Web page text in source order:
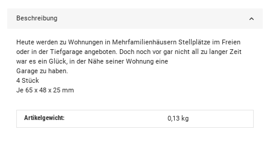
Beschreibung
Heute werden zu Wohnungen in Mehrfamilienhäusern Stellplätze im Freien
oder in der Tiefgarage angeboten. Doch noch vor gar nicht all zu langer Zeit
war es ein Glück, in der Nähe seiner Wohnung eine
Garage zu haben.
4 Stück
Je 65 x 48 x 25 mm
Artikelgewicht: 0,13 kg